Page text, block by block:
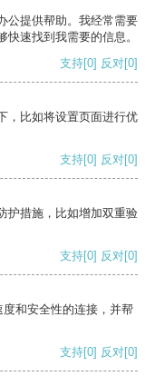
公提供帮助。我经常需要
速找到我需要的信息。
支持[0] 反对[0]
，比如将设置页面进行优
支持[0] 反对[0]
护措施，比如增加双重验
支持[0] 反对[0]
和安全性的连接，并帮
支持[0] 反对[0]